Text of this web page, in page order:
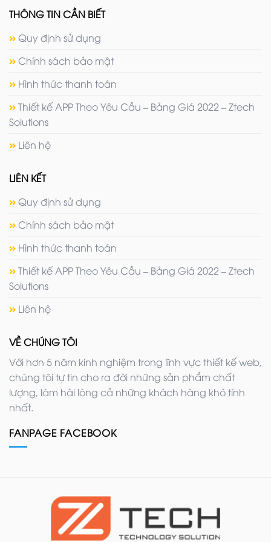
THÔNG TIN CẦN BIẾT
Quy định sử dụng
Chính sách bảo mật
Hình thức thanh toán
Thiết kế APP Theo Yêu Cầu – Bảng Giá 2022 – Ztech
Solutions
Liên hệ
LIÊN KẾT
Quy định sử dụng
Chính sách bảo mật
Hình thức thanh toán
Thiết kế APP Theo Yêu Cầu – Bảng Giá 2022 – Ztech
Solutions
Liên hệ
VỀ CHÚNG TÔI
Với hơn 5 năm kinh nghiệm trong lĩnh vực thiết kế web,
chúng tôi tự tin cho ra đời những sản phẩm chất
lượng, làm hài lòng cả những khách hàng khó tính
nhất.
FANPAGE FACEBOOK